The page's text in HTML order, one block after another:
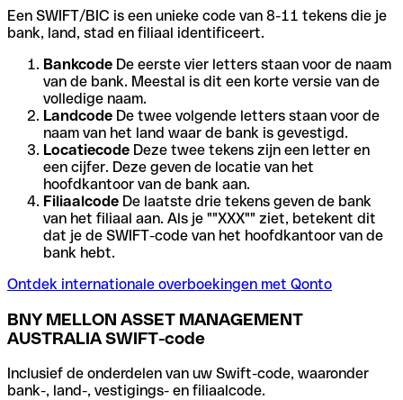
Een SWIFT/BIC is een unieke code van 8-11 tekens die je
bank, land, stad en filiaal identificeert.
Bankcode De eerste vier letters staan voor de naam
van de bank. Meestal is dit een korte versie van de
volledige naam.
Landcode De twee volgende letters staan voor de
naam van het land waar de bank is gevestigd.
Locatiecode Deze twee tekens zijn een letter en
een cijfer. Deze geven de locatie van het
hoofdkantoor van de bank aan.
Filiaalcode De laatste drie tekens geven de bank
van het filiaal aan. Als je ""XXX"" ziet, betekent dit
dat je de SWIFT-code van het hoofdkantoor van de
bank hebt.
Ontdek internationale overboekingen met Qonto
BNY MELLON ASSET MANAGEMENT
AUSTRALIA SWIFT-code
Inclusief de onderdelen van uw Swift-code, waaronder
bank-, land-, vestigings- en filiaalcode.